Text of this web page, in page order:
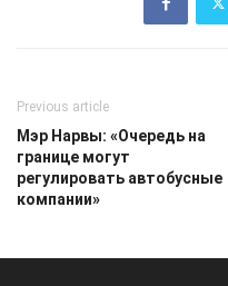
Previous article
Мэр Нарвы: «Очередь на
границе могут
регулировать автобусные
компании»